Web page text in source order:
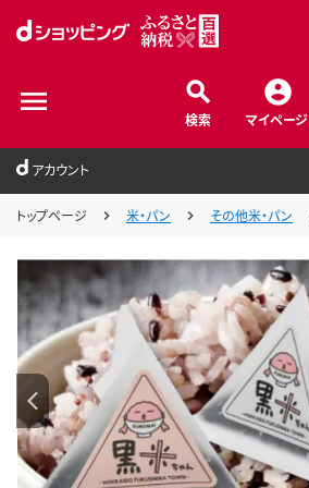
検索 マイページ
アカウント
トップページ 米・パン その他米・パン